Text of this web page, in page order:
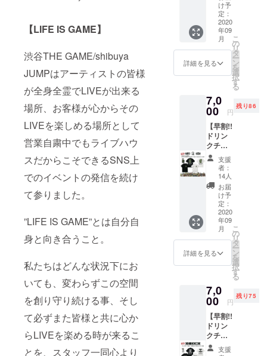
【LIFE IS GAME】
渋谷THE GAME/shibuya
JUMPはアーティストの皆様
が全身全霊でLIVEが出来る
場所、お客様が心からその
LIVEを楽しめる場所として
営業自粛中でもライブハウ
スだからこそできるSNS上
でのイベントの発信を続け
て参りました。
”LIFE IS GAME”とは自分自
身と向き合うこと。
私たちはどんな状況下にお
いても、変わらずこの空間
を創り守り続ける事、そし
て必ずまた皆様と共に心か
らLIVEを楽める時が来るこ
とを、スタッフ一同心より
載可能
な方は
お名前
(又は
ニック
を備考
欄へご
い。 ※
掲載不
要の方
は備考
欄へ
【不
要】と
ご記入
くださ
い
GAME-
A-Tシャ
イズ：
M / L /
XL /
XXL ●
枚 有効
期限は
営業再
開から
6ヶ月以
内。 ●
壁面ポ
スター
へのお
名前掲
載可能
な方は
お名前
(又は
ニック
ネーム)
ださ
い。 ※
掲載不
要の方
は備考
欄へ
【不
け予
定：
2020
年09
月
詳細を見る
こ
の
リ
タ
ー
ン
を
選
択
す
る
7,0
00 円
残り86
【早割!!
ドリン
クチ
ケット
(3枚)＋
RUDIE’
S ×
SABBA
T13×R
OLLING
CRADL
E Tシャ
ツ＋ス
テッ
カー1枚
支援】
限定100
枚 8000
円 →
7000円
※通常
ドリン
クチ
ケット
支援
者：
14人
お届
け予
定：
2020
年09
月
詳細を見る
こ
の
リ
タ
ー
ン
を
選
択
す
る
7,0
00 円
残り75
【早割!!
ドリン
クチ
ケット
支援